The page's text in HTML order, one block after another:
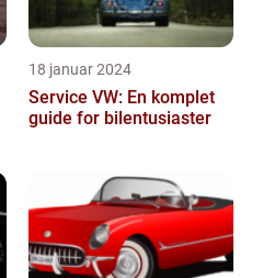
18 januar 2024
Service VW: En komplet
guide for bilentusiaster